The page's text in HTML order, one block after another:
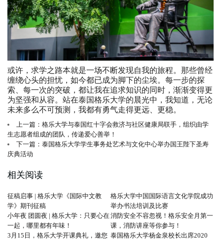
或许，求学之路本就是一场不断发现自我的旅程。那些曾经
缠绕心头的担忧，如今都已成为脚下的尘埃。每一步的探
索、每一次的突破，都让我在追求知识的同时，渐渐变得更
为坚强和从容。站在泰国格乐大学的晨光中，我知道，无论
未来多么不可预测，我都有勇气走得更远、更稳。
上一篇：格乐大学与泰国红十字会救济与社区健康局联手，组织由学
生志愿者组成的团队，传递爱心善举！
下一篇：泰国格乐大学学生事务处艺术与文化中心举办国王陛下圣寿
庆典活动
相关阅读
征稿启事 | 格乐大学《国际中文教
学》期刊征稿
格乐大学中国国际语言文化学院成功
举办书法培训及比赛
小年夜 团圆夜 | 格乐大学：只要心在
一起，哪里都有年味！
消防安全不容忽视！格乐安全月第一
课，消防讲座等你参与！
3月15日，格乐大学开课典礼，邀您 泰国格乐大学杨金泉校长出席2020